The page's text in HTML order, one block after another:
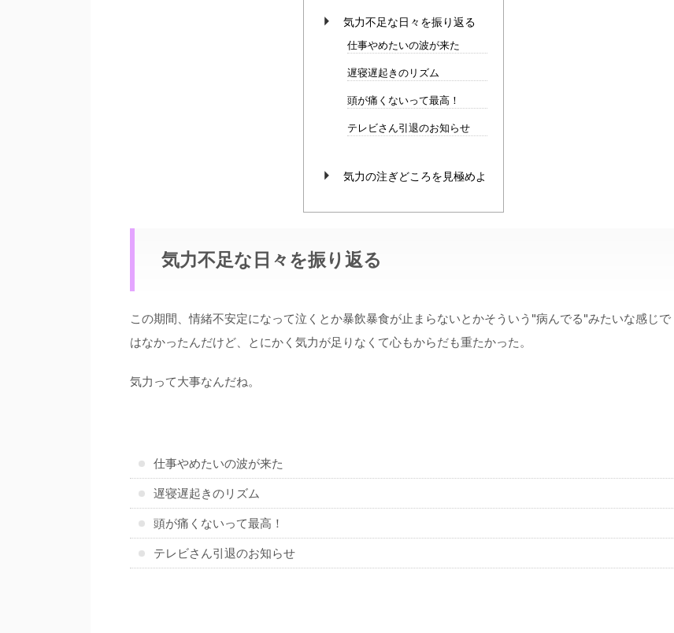
気力不足な日々を振り返る
仕事やめたいの波が来た
遅寝遅起きのリズム
頭が痛くないって最高！
テレビさん引退のお知らせ
気力の注ぎどころを見極めよ
気力不足な日々を振り返る
この期間、情緒不安定になって泣くとか暴飲暴食が止まらないとかそういう"病んでる"みたいな感じで
はなかったんだけど、とにかく気力が足りなくて心もからだも重たかった。
気力って大事なんだね。
仕事やめたいの波が来た
遅寝遅起きのリズム
頭が痛くないって最高！
テレビさん引退のお知らせ